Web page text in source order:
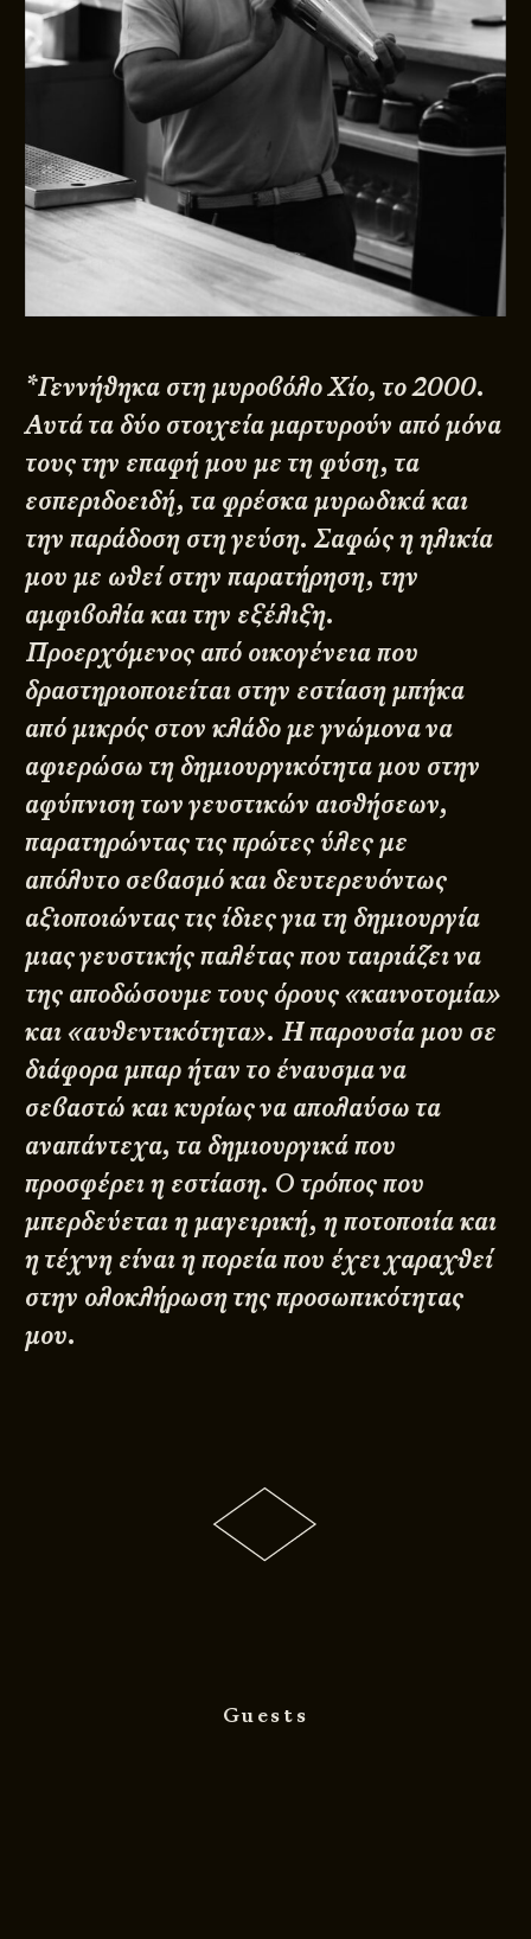
*Γεννήθηκα στη μυροβόλο Χίο, το 2000.
Αυτά τα δύο στοιχεία μαρτυρούν από μόνα
τους την επαφή μου με τη φύση, τα
εσπεριδοειδή, τα φρέσκα μυρωδικά και
την παράδοση στη γεύση. Σαφώς η ηλικία
μου με ωθεί στην παρατήρηση, την
αμφιβολία και την εξέλιξη.
Προερχόμενος από οικογένεια που
δραστηριοποιείται στην εστίαση μπήκα
από μικρός στον κλάδο με γνώμονα να
αφιερώσω τη δημιουργικότητα μου στην
αφύπνιση των γευστικών αισθήσεων,
παρατηρώντας τις πρώτες ύλες με
απόλυτο σεβασμό και δευτερευόντως
αξιοποιώντας τις ίδιες για τη δημιουργία
μιας γευστικής παλέτας που ταιριάζει να
της αποδώσουμε τους όρους «καινοτομία»
και «αυθεντικότητα». Η παρουσία μου σε
διάφορα μπαρ ήταν το έναυσμα να
σεβαστώ και κυρίως να απολαύσω τα
αναπάντεχα, τα δημιουργικά που
προσφέρει η εστίαση. Ο τρόπος που
μπερδεύεται η μαγειρική, η ποτοποιία και
η τέχνη είναι η πορεία που έχει χαραχθεί
στην ολοκλήρωση της προσωπικότητας
μου.
Guests